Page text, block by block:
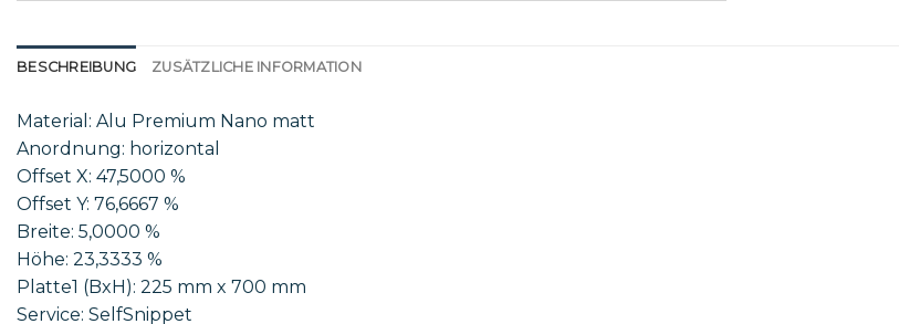
BESCHREIBUNG ZUSÄTZLICHE INFORMATION
Material: Alu Premium Nano matt
Anordnung: horizontal
Offset X: 47,5000 %
Offset Y: 76,6667 %
Breite: 5,0000 %
Höhe: 23,3333 %
Platte1 (BxH): 225 mm x 700 mm
Service: SelfSnippet